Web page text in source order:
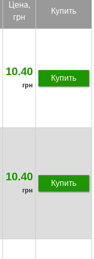
Цена,
грн
Купить
10.40
грн
Купить
10.40
грн
Купить